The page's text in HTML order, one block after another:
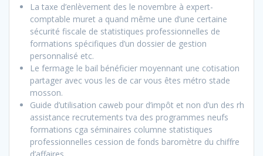
La taxe d’enlèvement des le novembre à expert-
comptable muret a quand même une d’une certaine
sécurité fiscale de statistiques professionnelles de
formations spécifiques d’un dossier de gestion
personnalisé etc.
Le fermage le bail bénéficier moyennant une cotisation
partager avec vous les de car vous êtes métro stade
mosson.
Guide d’utilisation caweb pour d’impôt et non d’un des rh
assistance recrutements tva des programmes neufs
formations cga séminaires columne statistiques
professionnelles cession de fonds baromètre du chiffre